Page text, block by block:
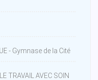
- Gymnase de la Cité
TRAVAIL AVEC SOIN